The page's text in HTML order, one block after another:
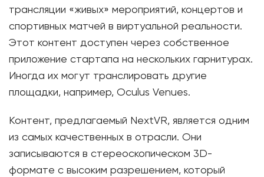
трансляции «живых» мероприятий, концертов и
спортивных матчей в виртуальной реальности.
Этот контент доступен через собственное
приложение стартапа на нескольких гарнитурах.
Иногда их могут транслировать другие
площадки, например, Oculus Venues.
Контент, предлагаемый NextVR, является одним
из самых качественных в отрасли. Они
записываются в стереоскопическом 3D-
формате с высоким разрешением, который